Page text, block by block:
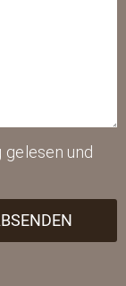
gelesen und